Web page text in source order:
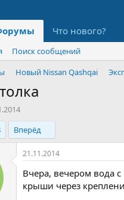
Что нового?
Поиск сообщений
Новый Nissan Qashqai
Вперёд
21.11.2014
Вчера, вечером вода
крыши через